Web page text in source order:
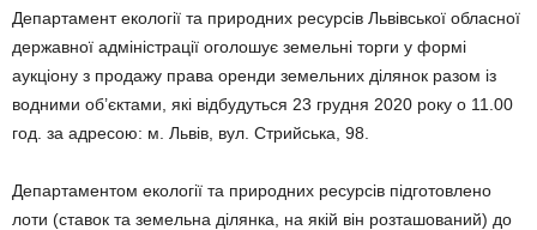
Департамент екології та природних ресурсів Львівської обласної
державної адміністрації оголошує земельні торги у формі
аукціону з продажу права оренди земельних ділянок разом із
водними об’єктами, які відбудуться 23 грудня 2020 року о 11.00
год. за адресою: м. Львів, вул. Стрийська, 98.
Департаментом екології та природних ресурсів підготовлено
лоти (ставок та земельна ділянка, на якій він розташований) до